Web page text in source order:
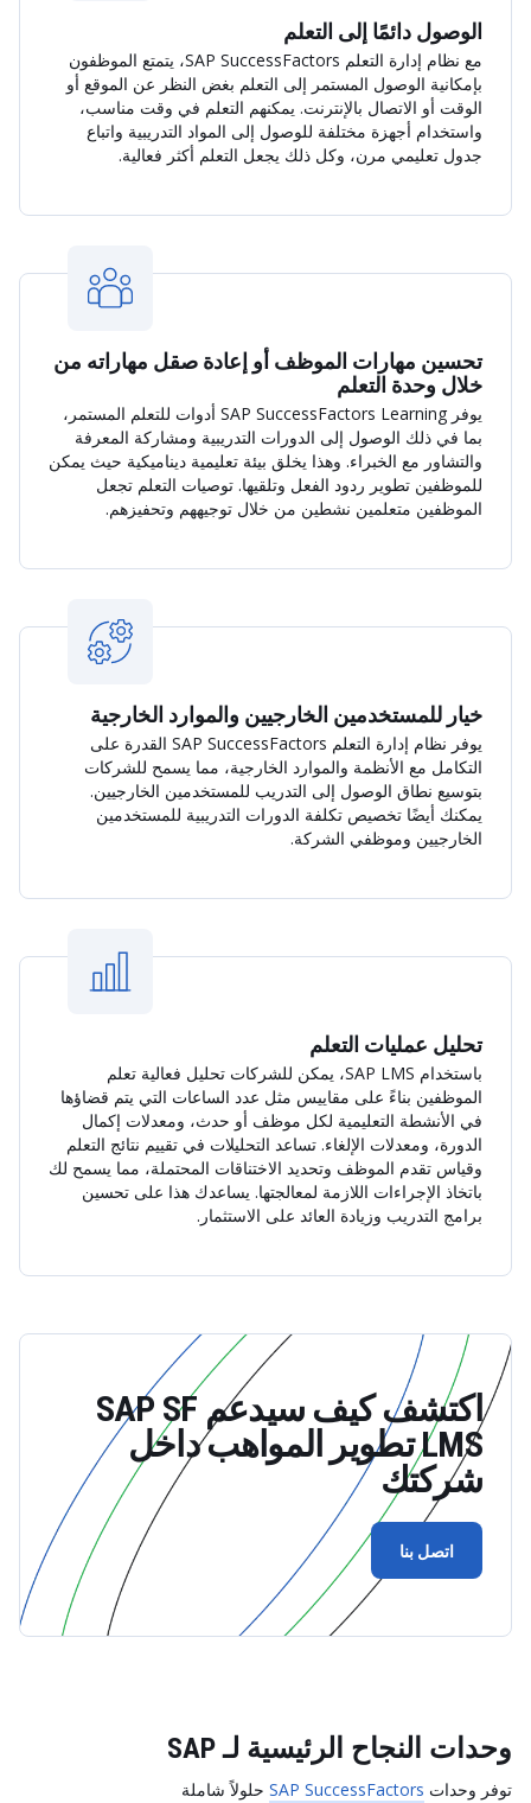
الوصول دائمًا إلى التعلم
مع نظام إدارة التعلم SAP SuccessFactors، يتمتع الموظفون
بإمكانية الوصول المستمر إلى التعلم بغض النظر عن الموقع أو
الوقت أو الاتصال بالإنترنت. يمكنهم التعلم في وقت مناسب،
واستخدام أجهزة مختلفة للوصول إلى المواد التدريبية واتباع
جدول تعليمي مرن، وكل ذلك يجعل التعلم أكثر فعالية.
تحسين مهارات الموظف أو إعادة صقل مهاراته من
خلال وحدة التعلم
يوفر SAP SuccessFactors Learning أدوات للتعلم المستمر،
بما في ذلك الوصول إلى الدورات التدريبية ومشاركة المعرفة
والتشاور مع الخبراء. وهذا يخلق بيئة تعليمية ديناميكية حيث يمكن
للموظفين تطوير ردود الفعل وتلقيها. توصيات التعلم تجعل
الموظفين متعلمين نشطين من خلال توجيههم وتحفيزهم.
خيار للمستخدمين الخارجيين والموارد الخارجية
يوفر نظام إدارة التعلم SAP SuccessFactors القدرة على
التكامل مع الأنظمة والموارد الخارجية، مما يسمح للشركات
بتوسيع نطاق الوصول إلى التدريب للمستخدمين الخارجيين.
يمكنك أيضًا تخصيص تكلفة الدورات التدريبية للمستخدمين
الخارجيين وموظفي الشركة.
تحليل عمليات التعلم
باستخدام SAP LMS، يمكن للشركات تحليل فعالية تعلم
الموظفين بناءً على مقاييس مثل عدد الساعات التي يتم قضاؤها
في الأنشطة التعليمية لكل موظف أو حدث، ومعدلات إكمال
الدورة، ومعدلات الإلغاء. تساعد التحليلات في تقييم نتائج التعلم
وقياس تقدم الموظف وتحديد الاختناقات المحتملة، مما يسمح لك
باتخاذ الإجراءات اللازمة لمعالجتها. يساعدك هذا على تحسين
برامج التدريب وزيادة العائد على الاستثمار.
اكتشف كيف سيدعم SAP SF
LMS تطوير المواهب داخل
شركتك
اتصل بنا
وحدات النجاح الرئيسية لـ SAP
توفر وحدات SAP SuccessFactors حلولاً شاملة